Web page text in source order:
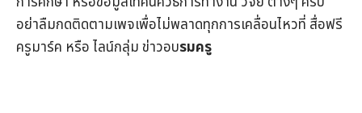
อย่าลืมกดติดตามเพจเพื่อไม่พลาดทุกการเคลื่อนไหวที่ สื่อฟรี
ครูมาร์ค หรือ ไลน์กลุ่มข่าวอบรมครู